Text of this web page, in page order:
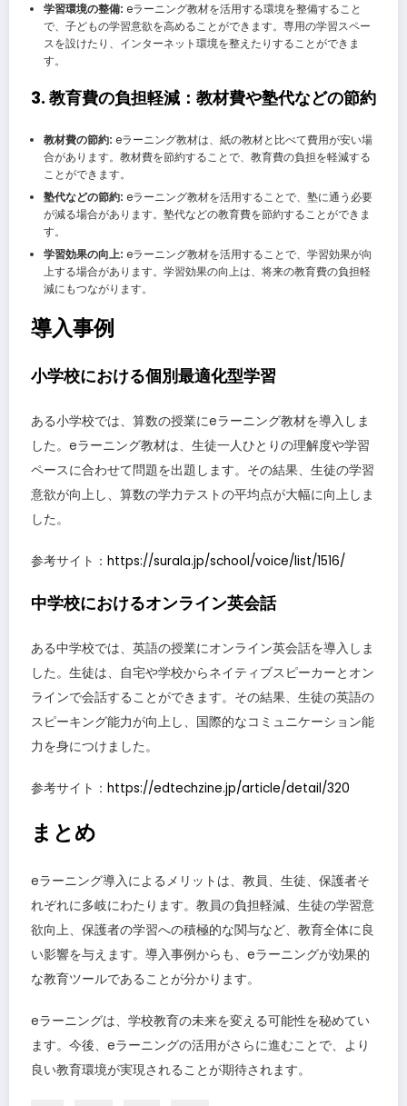
学習環境の整備: eラーニング教材を活用する環境を整備すること
で、子どもの学習意欲を高めることができます。専用の学習スペー
スを設けたり、インターネット環境を整えたりすることができま
す。
3. 教育費の負担軽減：教材費や塾代などの節約
教材費の節約: eラーニング教材は、紙の教材と比べて費用が安い場
合があります。教材費を節約することで、教育費の負担を軽減する
ことができます。
塾代などの節約: eラーニング教材を活用することで、塾に通う必要
が減る場合があります。塾代などの教育費を節約することができま
す。
学習効果の向上: eラーニング教材を活用することで、学習効果が向
上する場合があります。学習効果の向上は、将来の教育費の負担軽
減にもつながります。
導入事例
小学校における個別最適化型学習
ある小学校では、算数の授業にeラーニング教材を導入しま
した。eラーニング教材は、生徒一人ひとりの理解度や学習
ペースに合わせて問題を出題します。その結果、生徒の学習
意欲が向上し、算数の学力テストの平均点が大幅に向上しま
した。
参考サイト： https://surala.jp/school/voice/list/1516/
中学校におけるオンライン英会話
ある中学校では、英語の授業にオンライン英会話を導入しま
した。生徒は、自宅や学校からネイティブスピーカーとオン
ラインで会話することができます。その結果、生徒の英語の
スピーキング能力が向上し、国際的なコミュニケーション能
力を身につけました。
参考サイト： https://edtechzine.jp/article/detail/320
まとめ
eラーニング導入によるメリットは、教員、生徒、保護者そ
れぞれに多岐にわたります。教員の負担軽減、生徒の学習意
欲向上、保護者の学習への積極的な関与など、教育全体に良
い影響を与えます。導入事例からも、eラーニングが効果的
な教育ツールであることが分かります。
eラーニングは、学校教育の未来を変える可能性を秘めてい
ます。今後、eラーニングの活用がさらに進むことで、より
良い教育環境が実現されることが期待されます。